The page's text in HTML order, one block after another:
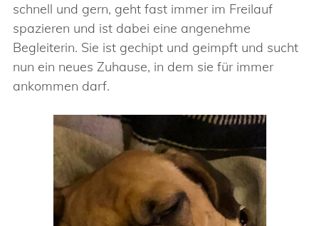
schnell und gern, geht fast immer im Freilauf
spazieren und ist dabei eine angenehme
Begleiterin. Sie ist gechipt und geimpft und sucht
nun ein neues Zuhause, in dem sie für immer
ankommen darf.